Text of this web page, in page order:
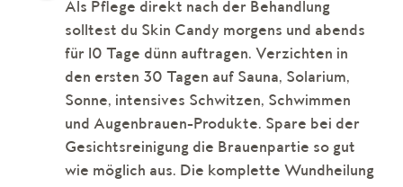
Als Pflege direkt nach der Behandlung
solltest du Skin Candy morgens und abends
für 10 Tage dünn auftragen. Verzichten in
den ersten 30 Tagen auf Sauna, Solarium,
Sonne, intensives Schwitzen, Schwimmen
und Augenbrauen-Produkte. Spare bei der
Gesichtsreinigung die Brauenpartie so gut
wie möglich aus. Die komplette Wundheilung